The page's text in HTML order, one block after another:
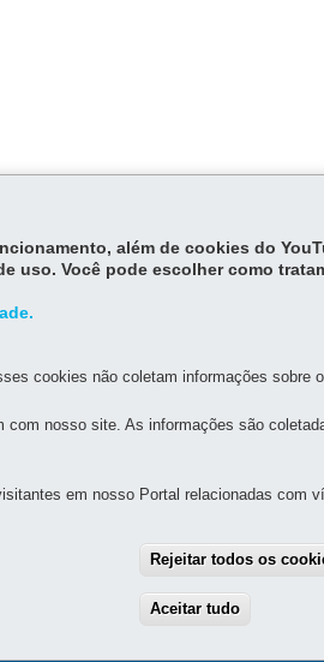
DO SITE DENUNCIE CORRUPÇÃO
Curitiba-PR MAPA
além de cookies do
uso. Você pode escolher como
cookies não coletam informações sobre
nosso site. As informações são
em nosso Portal relacionadas com
Rejeitar todos os
Aceitar tudo